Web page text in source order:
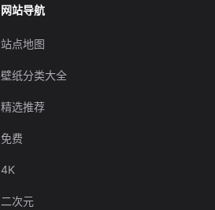
网站导航
站点地图
壁纸分类大全
精选推荐
免费
4K
二次元